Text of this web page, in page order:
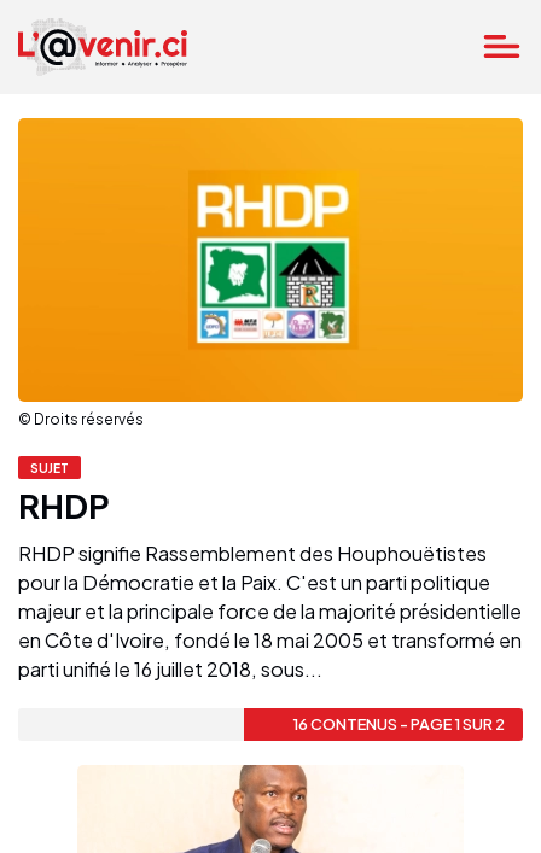
© Droits réservés
SUJET
RHDP
RHDP signifie Rassemblement des Houphouëtistes
pour la Démocratie et la Paix. C'est un parti politique
majeur et la principale force de la majorité présidentielle
en Côte d'Ivoire, fondé le 18 mai 2005 et transformé en
parti unifié le 16 juillet 2018, sous...
16 CONTENUS - PAGE 1 SUR 2